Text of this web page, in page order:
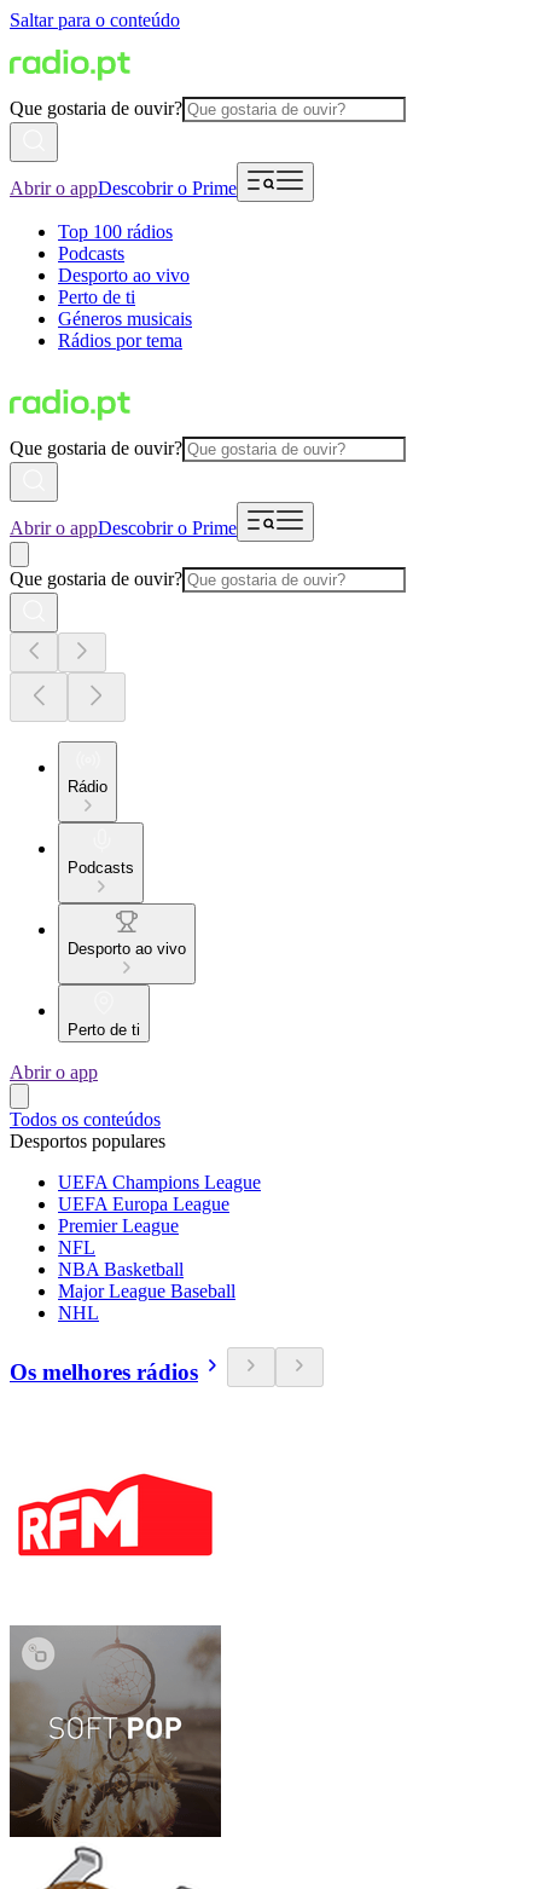
Saltar para o conteúdo
Que gostaria de ouvir?
Abrir o appDescobrir o Prime
Top 100 rádios
Podcasts
Desporto ao vivo
Perto de ti
Géneros musicais
Rádios por tema
Que gostaria de ouvir?
Abrir o appDescobrir o Prime
Que gostaria de ouvir?
Rádio
Podcasts
Desporto ao vivo
Perto de ti
Abrir o app
Todos os conteúdos
Desportos populares
UEFA Champions League
UEFA Europa League
Premier League
NFL
NBA Basketball
Major League Baseball
NHL
Os melhores rádios